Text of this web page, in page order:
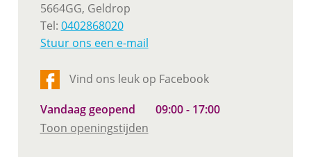
5664GG, Geldrop
Tel: 0402868020
Stuur ons een e-mail
Vind ons leuk op Facebook
Vandaag geopend
09:00 - 17:00
Toon openingstijden